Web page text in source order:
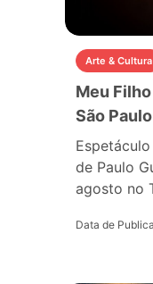
Arte & Cultura
Meu
São
de Paulo
agosto no
Data de